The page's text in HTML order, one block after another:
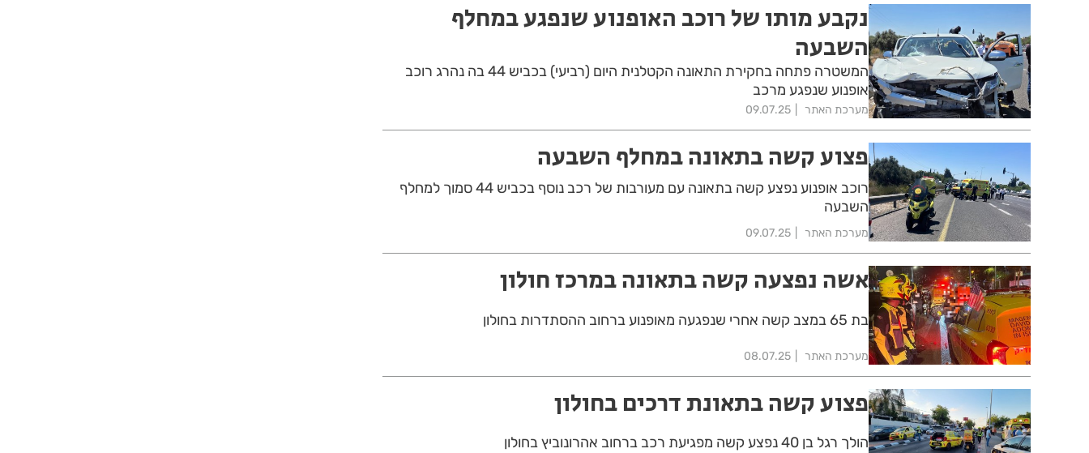
נקבע מותו של רוכב האופנוע שנפגע במחלף
השבעה
המשטרה פתחה בחקירת התאונה הקטלנית היום (רביעי) בכביש 44 בה נהרג רוכב
אופנוע שנפגע מרכב
מערכת האתר 09.07.25
פצוע קשה בתאונה במחלף השבעה
רוכב אופנוע נפצע קשה בתאונה עם מעורבות של רכב נוסף בכביש 44 סמוך למחלף
השבעה
מערכת האתר 09.07.25
אשה נפצעה קשה בתאונה במרכז חולון
בת 65 במצב קשה אחרי שנפגעה מאופנוע ברחוב ההסתדרות בחולון
מערכת האתר 08.07.25
פצוע קשה בתאונת דרכים בחולון
הולך רגל בן 40 נפצע קשה מפגיעת רכב ברחוב אהרונוביץ בחולון